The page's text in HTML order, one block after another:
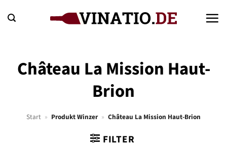
Inhalt
Château La Mission Haut-
Brion
Start » Produkt Winzer » Château La Mission Haut-Brion
FILTER